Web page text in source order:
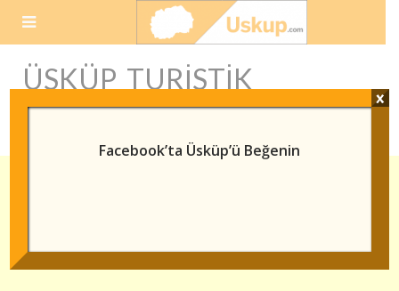
ÜSKÜP TURISTIK
HARITA
Facebook’ta Üsküp’ü Beğenin
x